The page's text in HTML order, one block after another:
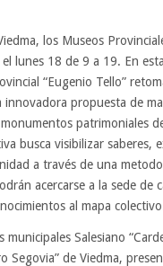
los Museos
lunes 18 de 9 a 19. En
“Eugenio Tello”
innovadora propuesta de
patrimoniales
busca visibilizar saberes,
a través de una
acercarse a la sede de
al mapa
municipales Salesiano
Segovia” de Viedma,